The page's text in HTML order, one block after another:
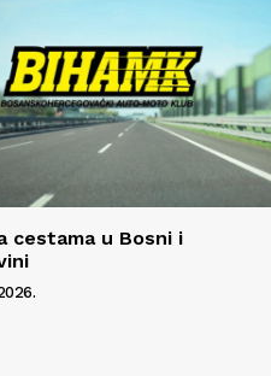
cestama u Bosni i